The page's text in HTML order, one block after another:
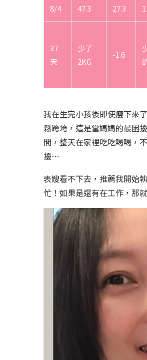
8/4 47.3 27.3
37
天
少了
2KG
-1.6
我在生完小孩後即使瘦下來
鬆跨垮，這是當媽媽的最困
間，整天在家裡吃吃喝喝，
擾…
表嫂看不下去，推薦我開始
忙！如果是還有在工作，那